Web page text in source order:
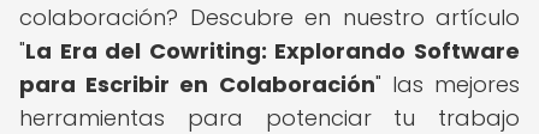
colaboración? Descubre en nuestro artículo
"La Era del Cowriting: Explorando Software
para Escribir en Colaboración" las mejores
herramientas para potenciar tu trabajo